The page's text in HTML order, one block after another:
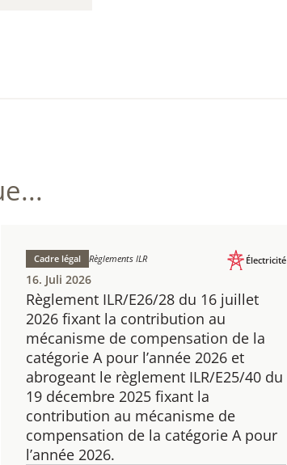
Règlement ILR/E26/28 du 16 juillet
2026 fixant la contribution au
mécanisme de compensation de la
catégorie A pour l’année 2026 et
abrogeant le règlement ILR/E25/40 du
19 décembre 2025 fixant la
contribution au mécanisme de
compensation de la catégorie A pour
l’année 2026.
Cadre légal Règlements ILR Électricité
16. Juli 2026